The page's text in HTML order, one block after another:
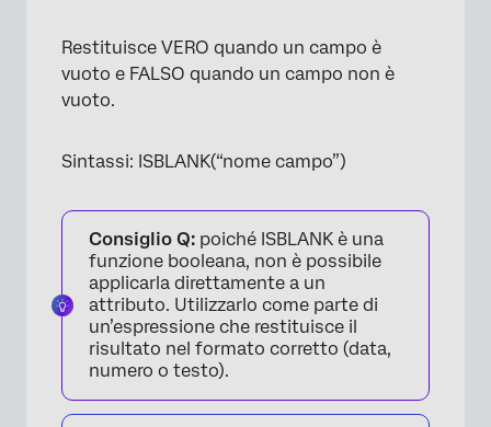
Restituisce VERO quando un campo è
vuoto e FALSO quando un campo non è
vuoto.
Sintassi: ISBLANK(“nome campo”)
Consiglio Q: poiché ISBLANK è una
funzione booleana, non è possibile
applicarla direttamente a un
attributo. Utilizzarlo come parte di
un’espressione che restituisce il
risultato nel formato corretto (data,
numero o testo).